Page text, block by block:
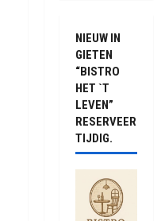
NIEUW IN
GIETEN
“BISTRO
HET `T
LEVEN”
RESERVEER
TIJDIG.